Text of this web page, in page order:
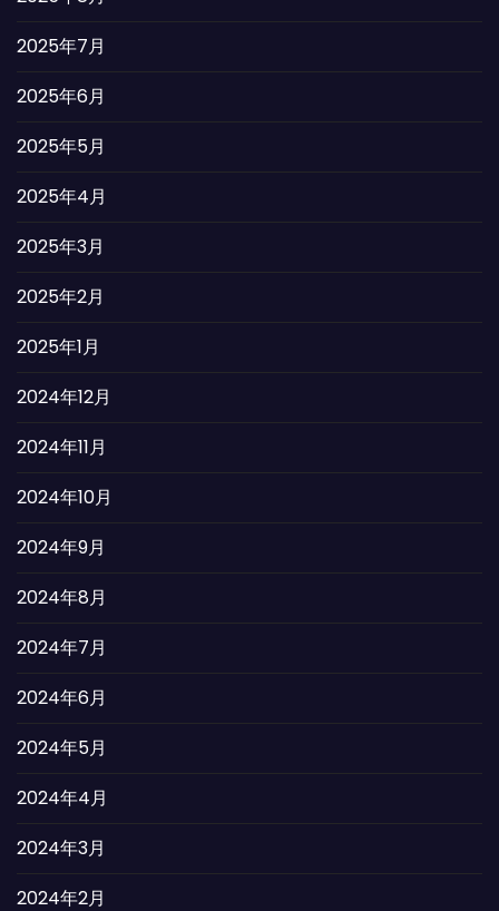
2025年7月
2025年6月
2025年5月
2025年4月
2025年3月
2025年2月
2025年1月
2024年12月
2024年11月
2024年10月
2024年9月
2024年8月
2024年7月
2024年6月
2024年5月
2024年4月
2024年3月
2024年2月